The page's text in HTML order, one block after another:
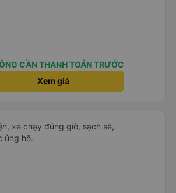
CẦN THANH TOÁN TRƯỚC
Xem giá
xe chạy đúng giờ, sạch sẽ,
ủng hộ.